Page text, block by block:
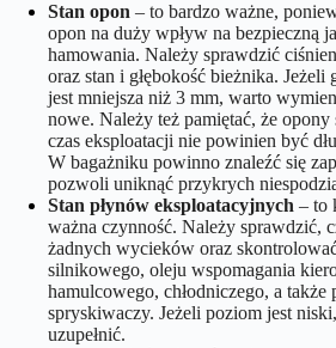
Stan opon – to bardzo ważne,
opon na duży wpływ na bezpieczną
hamowania. Należy sprawdzić
oraz stan i głębokość bieżnika. Jeżeli
jest mniejsza niż 3 mm, warto
nowe. Należy też pamiętać, że opony
czas eksploatacji nie powinien być
W bagażniku powinno znaleźć się
pozwoli uniknąć przykrych
Stan płynów eksploatacyjnych – to
ważna czynność. Należy sprawdzić,
żadnych wycieków oraz
silnikowego, oleju wspomagania
hamulcowego, chłodniczego, a także
spryskiwaczy. Jeżeli poziom jest
uzupełnić.